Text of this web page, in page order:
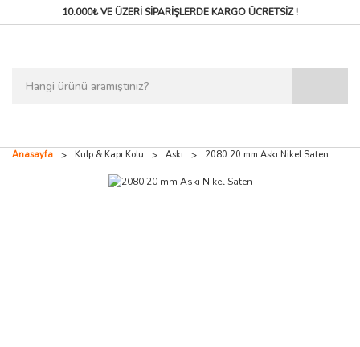
10.000₺ VE ÜZERİ SİPARİŞLERDEKARGO ÜCRETSİZ !
Anasayfa Kulp & Kapı Kolu Askı 2080 20 mm Askı Nikel Saten